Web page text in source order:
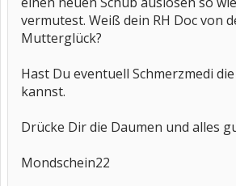
vermutest. Weiß dein RH Doc von
Mutterglück?
Hast Du eventuell Schmerzmedi
kannst.
Drücke Dir die Daumen und alles
Mondschein22